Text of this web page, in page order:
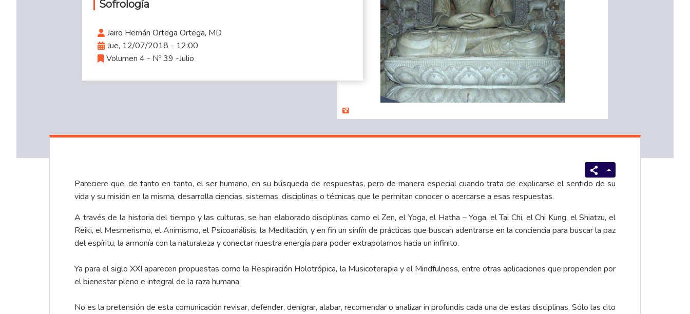
Sofrología
Jairo Hernán Ortega Ortega, MD
Jue, 12/07/2018 - 12:00
Volumen 4 - Nº 39 -Julio
Pareciere que, de tanto en tanto, el ser humano, en su búsqueda de respuestas, pero de manera especial cuando trata de explicarse el sentido de su
vida y su misión en la misma, desarrolla ciencias, sistemas, disciplinas o técnicas que le permitan conocer o acercarse a esas respuestas.
A través de la historia del tiempo y las culturas, se han elaborado disciplinas como el Zen, el Yoga, el Hatha – Yoga, el Tai Chi, el Chi Kung, el Shiatzu, el
Reiki, el Mesmerismo, el Animismo, el Psicoanálisis, la Meditación, y en fin un sinfín de prácticas que buscan adentrarse en la conciencia para buscar la paz
del espíritu, la armonía con la naturaleza y conectar nuestra energía para poder extrapolarnos hacia un infinito.
Ya para el siglo XXI aparecen propuestas como la Respiración Holotrópica, la Musicoterapia y el Mindfulness, entre otras aplicaciones que propenden por
el bienestar pleno e integral de la raza humana.
No es la pretensión de esta comunicación revisar, defender, denigrar, alabar, recomendar o analizar in profundis cada una de estas disciplinas. Sólo las cito